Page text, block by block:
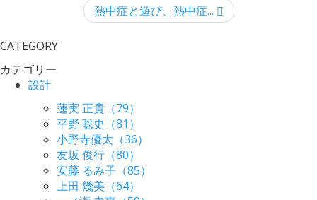
熱中症と遊び、熱中症...
CATEGORY
カテゴリー
設計
蓮実 正貴（79）
平野 聡史（81）
小野寺優太（36）
友坂 俊行（80）
安藤 るみ子（85）
上田 幾美（64）